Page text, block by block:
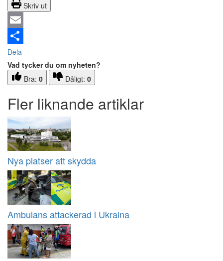
Skriv ut
Email
Dela
Vad tycker du om nyheten?
Bra: 0 Dåligt: 0
Fler liknande artiklar
Nya platser att skydda
Ambulans attackerad i Ukraina